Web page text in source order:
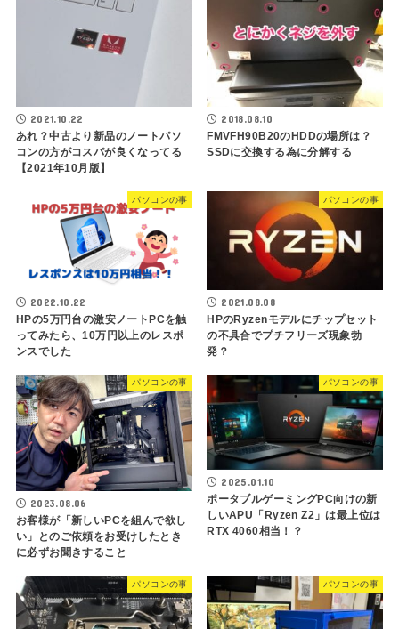
2021.10.22
あれ？中古より新品のノートパソ
コンの方がコスパが良くなってる
【2021年10月版】
2018.08.10
FMVFH90B20のHDDの場所は？
SSDに交換する為に分解する
パソコンの事
2022.10.22
HPの5万円台の激安ノートPCを触
ってみたら、10万円以上のレスポ
ンスでした
パソコンの事
2021.08.08
HPのRyzenモデルにチップセット
の不具合でプチフリーズ現象勃
発？
パソコンの事
2023.08.06
お客様が「新しいPCを組んで欲し
い」とのご依頼をお受けしたとき
に必ずお聞きすること
パソコンの事
2025.01.10
ポータブルゲーミングPC向けの新
しいAPU「Ryzen Z2」は最上位は
RTX 4060相当！？
パソコンの事 パソコンの事